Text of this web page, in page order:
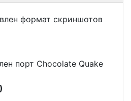
формат скриншотов
порт Chocolate Quake